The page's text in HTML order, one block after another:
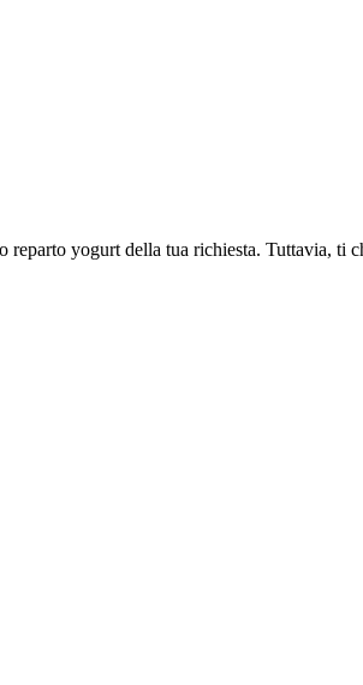
yogurt della tua richiesta. Tuttavia, ti